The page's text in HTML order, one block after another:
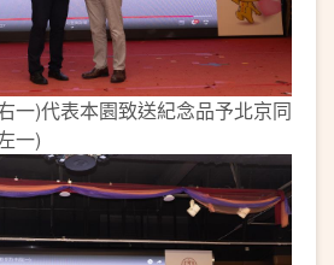
一)代表本園致送紀念品予北京同
一)